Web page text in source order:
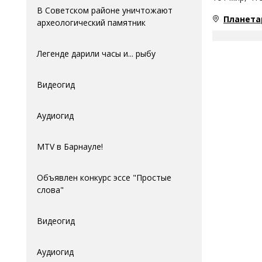
В Советском районе уничтожают
археологический памятник
Легенде дарили часы и... рыбу
Видеогид
Аудиогид
MTV в Барнауле!
Объявлен конкурс эссе "Простые
слова"
Видеогид
Аудиогид